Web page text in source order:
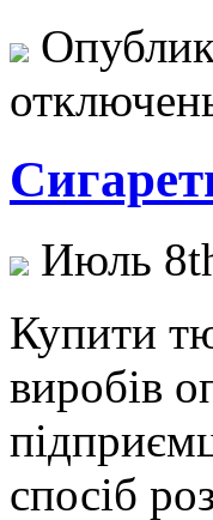
Июль
Купити
виробів
спосіб